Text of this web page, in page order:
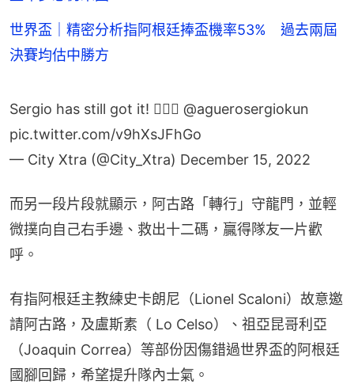
世界盃｜精密分析指阿根廷捧盃機率53% 過去兩屆
決賽均估中勝方
Sergio has still got it! 😮‍💨💥 @aguerosergiokun
pic.twitter.com/v9hXsJFhGo
— City Xtra (@City_Xtra) December 15, 2022
而另一段片段就顯示，阿古路「轉行」守龍門，並輕
微撲向自己右手邊、救出十二碼，贏得隊友一片歡
呼。
有指阿根廷主教練史卡朗尼（Lionel Scaloni）故意邀
請阿古路，及盧斯素（ Lo Celso）、祖亞昆哥利亞
（Joaquin Correa）等部份因傷錯過世界盃的阿根廷
國腳回歸，希望提升隊內士氣。